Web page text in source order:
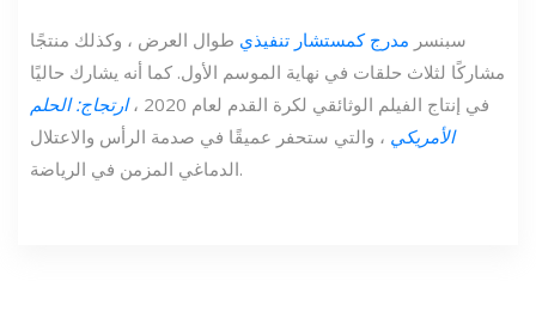
سبنسر مدرج كمستشار تنفيذي طوال العرض ، وكذلك منتجًا
مشاركًا لثلاث حلقات في نهاية الموسم الأول. كما أنه يشارك حاليًا
في إنتاج الفيلم الوثائقي لكرة القدم لعام 2020 ،
ارتجاج: الحلم
الأمريكي ، والتي ستحفر عميقًا في صدمة الرأس والاعتلال
الدماغي المزمن في الرياضة.